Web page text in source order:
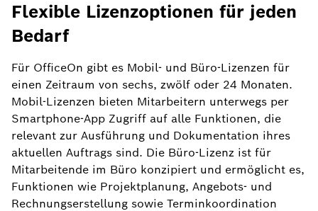
Flexible Lizenzoptionen für jeden
Bedarf
Für OfficeOn gibt es Mobil- und Büro-Lizenzen für
einen Zeitraum von sechs, zwölf oder 24 Monaten.
Mobil-Lizenzen bieten Mitarbeitern unterwegs per
Smartphone-App Zugriff auf alle Funktionen, die
relevant zur Ausführung und Dokumentation ihres
aktuellen Auftrags sind. Die Büro-Lizenz ist für
Mitarbeitende im Büro konzipiert und ermöglicht es,
Funktionen wie Projektplanung, Angebots- und
Rechnungserstellung sowie Terminkoordination